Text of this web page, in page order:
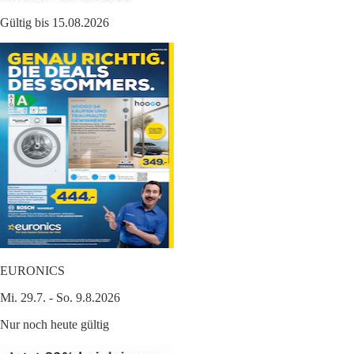
Gültig bis 15.08.2026
EURONICS
Mi. 29.7. - So. 9.8.2026
Nur noch heute gültig